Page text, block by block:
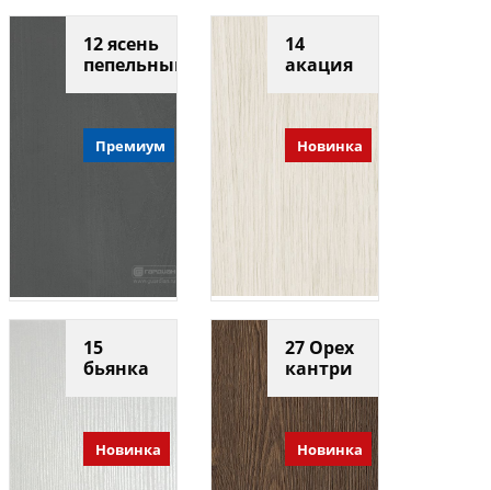
12 ясень
пепельный
Премиум
14
акация
Новинка
15
бьянка
Новинка
27 Орех
кантри
Новинка